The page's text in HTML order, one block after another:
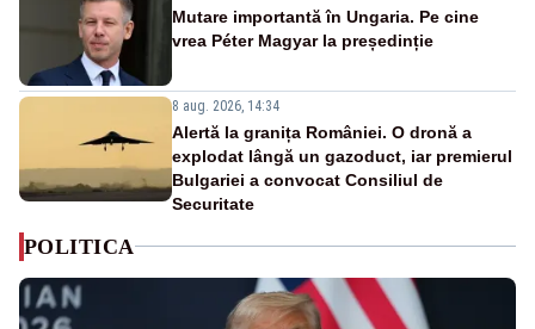
Mutare importantă în Ungaria. Pe cine
vrea Péter Magyar la președinție
8 aug. 2026, 14:34
Alertă la granița României. O dronă a
explodat lângă un gazoduct, iar premierul
Bulgariei a convocat Consiliul de
Securitate
POLITICA